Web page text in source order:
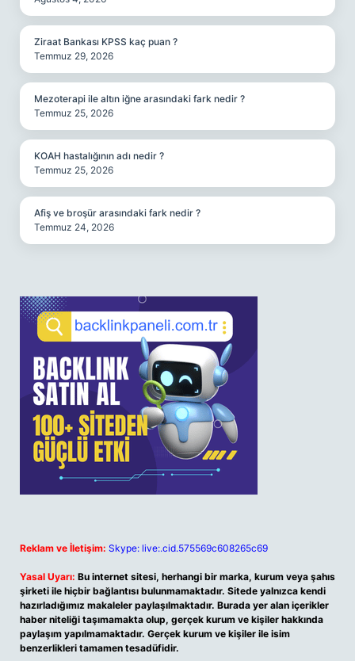
Ziraat Bankası KPSS kaç puan ?
Temmuz 29, 2026
Mezoterapi ile altın iğne arasındaki fark nedir ?
Temmuz 25, 2026
KOAH hastalığının adı nedir ?
Temmuz 25, 2026
Afiş ve broşür arasındaki fark nedir ?
Temmuz 24, 2026
Reklam ve İletişim: Skype: live:.cid.575569c608265c69
Yasal Uyarı: Bu internet sitesi, herhangi bir marka, kurum veya şahıs
şirketi ile hiçbir bağlantısı bulunmamaktadır. Sitede yalnızca kendi
hazırladığımız makaleler paylaşılmaktadır. Burada yer alan içerikler
haber niteliği taşımamakta olup, gerçek kurum ve kişiler hakkında
paylaşım yapılmamaktadır. Gerçek kurum ve kişiler ile isim
benzerlikleri tamamen tesadüfidir.